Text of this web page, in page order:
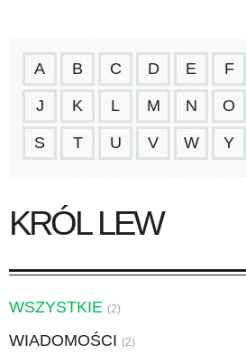
A B C D E F
J K L M N O
S T U V W Y
KRÓL LEW
WSZYSTKIE (2)
WIADOMOŚCI (2)